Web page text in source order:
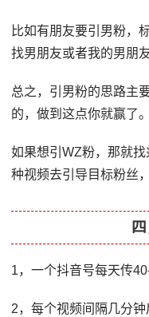
比如有朋友要引男粉，
找男朋友或者我的男朋
总之，引男粉的思路主
的，做到这点你就赢了。
如果想引WZ粉，那就
种视频去引导目标粉丝
1，一个抖音号每天传
2，每个视频间隔几分钟